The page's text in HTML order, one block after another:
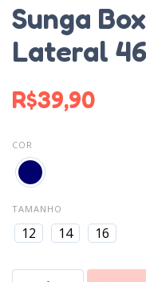
Sunga
Lateral
R$39,90
COR
TAMANHO
12 14 16